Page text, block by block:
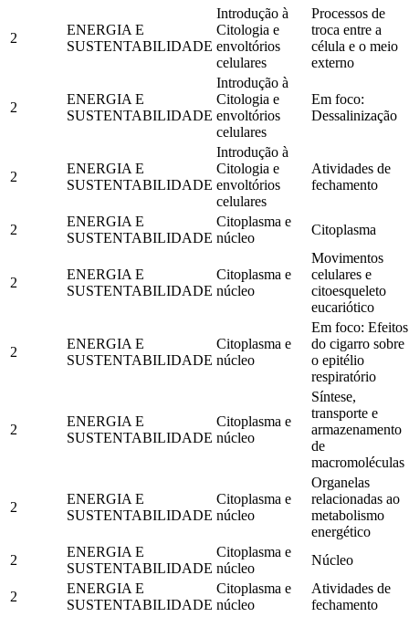
2
ENERGIA E
SUSTENTABILIDADE
Introdução à
Citologia e
envoltórios
celulares
Processos de
troca entre a
célula e o meio
externo
2
ENERGIA E
SUSTENTABILIDADE
Introdução à
Citologia e
envoltórios
celulares
Em foco:
Dessalinização
2
ENERGIA E
SUSTENTABILIDADE
Introdução à
Citologia e
envoltórios
celulares
Atividades de
fechamento
2
ENERGIA E
SUSTENTABILIDADE
Citoplasma e
núcleo
Citoplasma
2
ENERGIA E
SUSTENTABILIDADE
Citoplasma e
núcleo
Movimentos
celulares e
citoesqueleto
eucariótico
2
ENERGIA E
SUSTENTABILIDADE
Citoplasma e
núcleo
Em foco: Efeitos
do cigarro sobre
o epitélio
respiratório
2
ENERGIA E
SUSTENTABILIDADE
Citoplasma e
núcleo
Síntese,
transporte e
armazenamento
de
macromoléculas
2
ENERGIA E
SUSTENTABILIDADE
Citoplasma e
núcleo
Organelas
relacionadas ao
metabolismo
energético
2
ENERGIA E
SUSTENTABILIDADE
Citoplasma e
núcleo
Núcleo
2
ENERGIA E
SUSTENTABILIDADE
Citoplasma e
núcleo
Atividades de
fechamento